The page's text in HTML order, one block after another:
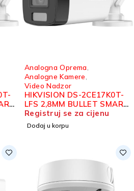
Analogna Oprema
Analogne Kamere
Video Nadzor
HIKVISION DS-2CE17K0T-
LFS 2,8MM BULLET SMART
HYBRID LIGHT AUDIO
Registruj se za cijenu
Dodaj u korpu